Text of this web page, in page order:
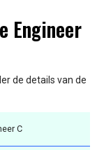
Engineer
de details van de
C